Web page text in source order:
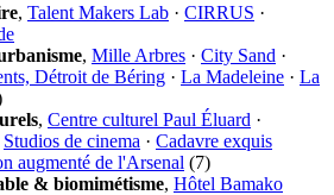
, Talent Makers Lab · CIRRUS ·
, Mille Arbres · City Sand ·
Détroit de Béring · La Madeleine · La
, Centre culturel Paul Éluard ·
Studios de cinema · Cadavre exquis
augmenté de l'Arsenal (7)
& biomimétisme, Hôtel Bamako